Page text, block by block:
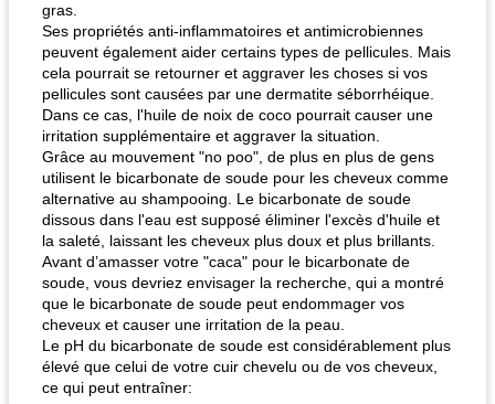
gras.
Ses propriétés anti-inflammatoires et antimicrobiennes
peuvent également aider certains types de pellicules. Mais
cela pourrait se retourner et aggraver les choses si vos
pellicules sont causées par une dermatite séborrhéique.
Dans ce cas, l'huile de noix de coco pourrait causer une
irritation supplémentaire et aggraver la situation.
Grâce au mouvement "no poo", de plus en plus de gens
utilisent le bicarbonate de soude pour les cheveux comme
alternative au shampooing. Le bicarbonate de soude
dissous dans l'eau est supposé éliminer l'excès d'huile et
la saleté, laissant les cheveux plus doux et plus brillants.
Avant d’amasser votre "caca" pour le bicarbonate de
soude, vous devriez envisager la recherche, qui a montré
que le bicarbonate de soude peut endommager vos
cheveux et causer une irritation de la peau.
Le pH du bicarbonate de soude est considérablement plus
élevé que celui de votre cuir chevelu ou de vos cheveux,
ce qui peut entraîner: